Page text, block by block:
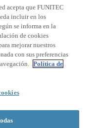
|
acepta que FUNITEC
incluir en los
se informa en la
de cookies
mejorar nuestros
con sus preferencias
Política de